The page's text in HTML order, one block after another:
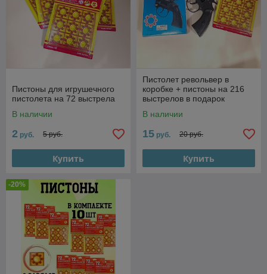
Пистоны для игрушечного
пистолета на 72 выстрела
В наличии
2 руб. 5 руб.
Купить
Пистолет револьвер в
коробке + пистоны на 216
выстрелов в подарок
В наличии
15 руб. 20 руб.
Купить
-20%